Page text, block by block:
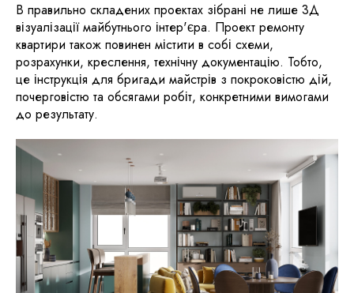
В правильно складених проектах зібрані не лише 3Д
візуалізації майбутнього інтер'єра. Проект ремонту
квартири також повинен містити в собі схеми,
розрахунки, креслення, технічну документацію. Тобто,
це інструкція для бригади майстрів з покроковістю дій,
почерговістю та обсягами робіт, конкретними вимогами
до результату.